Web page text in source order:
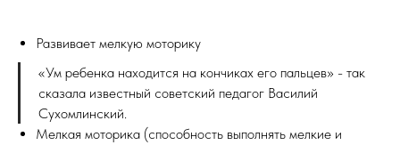
Развивает мелкую моторику
«Ум ребенка находится на кончиках его пальцев» - так
сказала известный советский педагог Василий
Сухомлинский.
Мелкая моторика (способность выполнять мелкие и